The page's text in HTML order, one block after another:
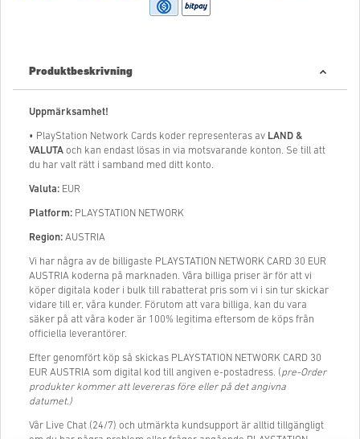
Produktbeskrivning
Uppmärksamhet!
• PlayStation Network Cards koder representeras av LAND &
VALUTA och kan endast lösas in via motsvarande konton. Se till att
du har valt rätt i samband med ditt konto.
Valuta: EUR
Platform: PLAYSTATION NETWORK
Region: AUSTRIA
Vi har några av de billigaste PLAYSTATION NETWORK CARD 30 EUR
AUSTRIA koderna på marknaden. Våra billiga priser är för att vi
köper digitala koder i bulk till rabatterat pris som vi i sin tur skickar
vidare till er, våra kunder. Förutom att vara billiga, kan du vara
säker på att våra koder är 100% legitima eftersom de köps från
officiella leverantörer.
Efter genomfört köp så skickas PLAYSTATION NETWORK CARD 30
EUR AUSTRIA som digital kod till angiven e-postadress. (pre-Order
produkter kommer att levereras före eller på det angivna
datumet.)
Vår Live Chat (24/7) och utmärkta kundsupport är alltid tillgängligt